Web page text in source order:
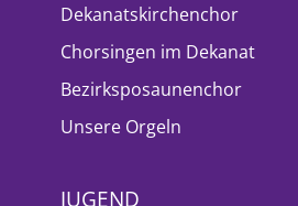
Dekanatskirchenchor
Chorsingen im Dekanat
Bezirksposaunenchor
Unsere Orgeln
JUGEND